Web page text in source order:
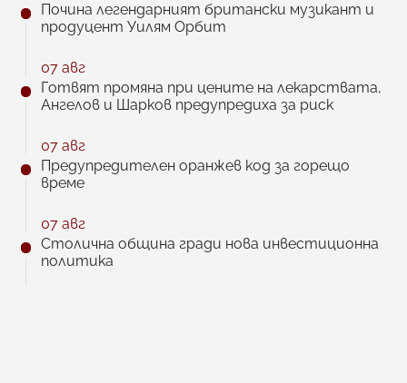
Почина легендарният британски музикант и
продуцент Уилям Орбит
07 авг
Готвят промяна при цените на лекарствата,
Ангелов и Шарков предупредиха за риск
07 авг
Предупредителен оранжев код за горещо
време
07 авг
Столична община гради нова инвестиционна
политика